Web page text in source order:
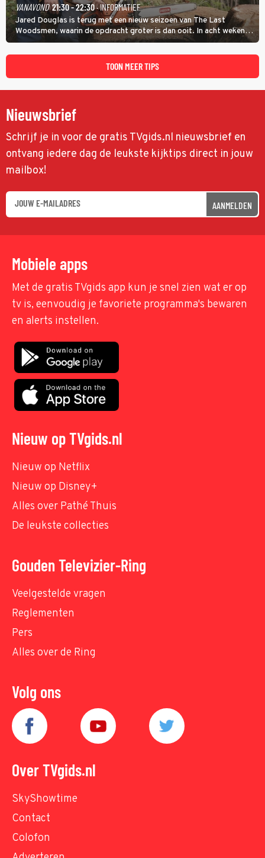
VANAVOND 21:30 - 22:30· INFORMATIEF
Jared Douglas is terug met een nieuw seizoen van The Last
Woodsmen, waarin de opdracht groter is dan ooit. In acht weken
tijd probeert hij een miljoen dollar bij elkaar te vergaren om de
toekomst van het houthakkersbedrijf te verzekeren.
TOON MEER TIPS
Nieuwsbrief
Schrijf je in voor de gratis TVgids.nl nieuwsbrief en
ontvang iedere dag de leukste kijktips direct in jouw
mailbox!
AANMELDEN
Mobiele apps
Met de gratis TVgids app kun je snel zien wat er op
tv is, eenvoudig je favoriete programma's bewaren
en alerts instellen.
Nieuw op TVgids.nl
Nieuw op Netflix
Nieuw op Disney+
Alles over Pathé Thuis
De leukste collecties
Gouden Televizier-Ring
Veelgestelde vragen
Reglementen
Pers
Alles over de Ring
Volg ons
Over TVgids.nl
SkyShowtime
Contact
Colofon